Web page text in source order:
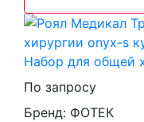
Набор для общей
По запросу
Бренд: ФОТЕК